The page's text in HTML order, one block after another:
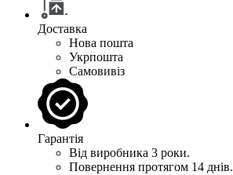
Доставка
Нова пошта
Укрпошта
Самовивіз
Гарантія
Від виробника 3 роки.
Повернення протягом 14 днів.